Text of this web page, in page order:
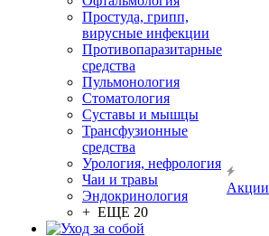
Простуда, грипп,
вирусные инфекции
Противопаразитарные
средства
Пульмонология
Стоматология
Суставы и мышцы
Трансфузионные
средства
Урология, нефрология
Чаи и травы
Эндокринология
+ ЕЩЕ 20
Акции